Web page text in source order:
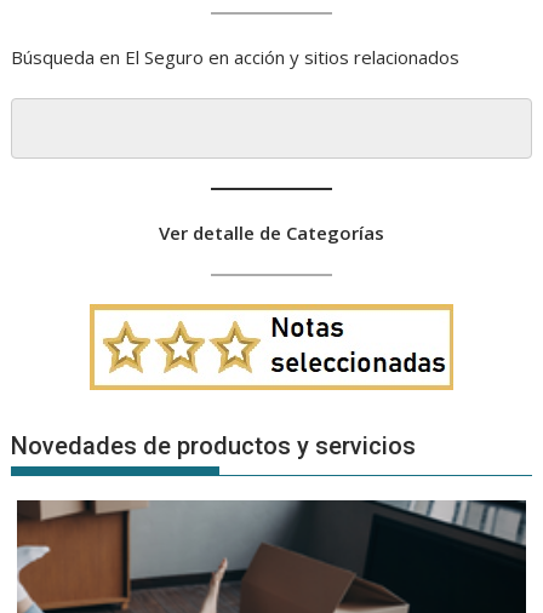
Búsqueda en El Seguro en acción y sitios relacionados
Ver detalle de Categorías
Novedades de productos y servicios